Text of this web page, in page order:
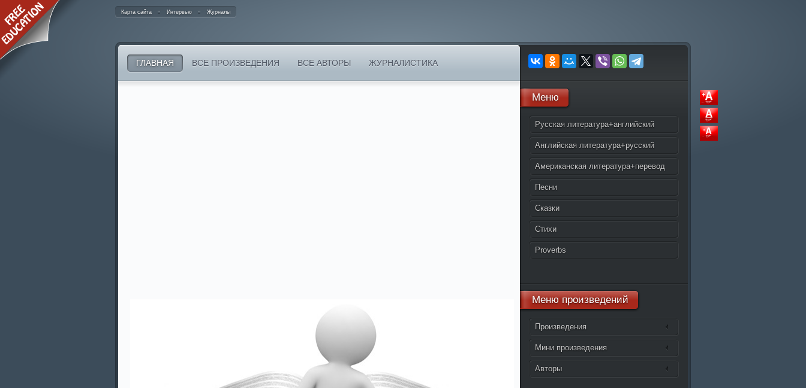
Карта сайта Интервью Журналы
ГЛАВНАЯ ВСЕ ПРОИЗВЕДЕНИЯ ВСЕ АВТОРЫ ЖУРНАЛИСТИКА
Меню
Русская литература+английский
Английская литература+русский
Американская литература+перевод
Песни
Сказки
Стихи
Proverbs
Менюпроизведений
Произведения
Алиса в стране чудес
Мини произведения
Есенин
Высоцкий
Марина Цветаева
Наутилус Помпилиус
Роберт Рождественский
Авторы
Стивен Кинг
Эдгар По